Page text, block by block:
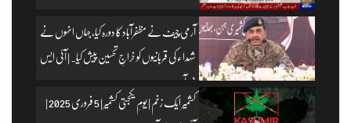
آرمی چیف نے مظفرآباد کا دورہ کیا، جہاں انہوں نے
شہداء کی قربانیوں کو خراجِ تحسین پیش کیا۔ | آئی ایس
پی آر
کشمیر ایک زخم | یومِ یکجہتی کشمیر | 5 فروری 2025 |